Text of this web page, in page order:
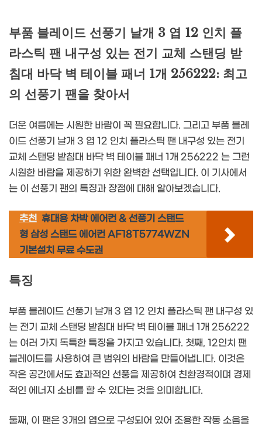
부품 블레이드 선풍기 날개 3 엽 12 인치 플
라스틱 팬 내구성 있는 전기 교체 스탠딩 받
침대 바닥 벽 테이블 패너 1개 256222: 최고
의 선풍기 팬을 찾아서
더운 여름에는 시원한 바람이 꼭 필요합니다. 그리고 부품 블레
이드 선풍기 날개 3 엽 12 인치 플라스틱 팬 내구성 있는 전기
교체 스탠딩 받침대 바닥 벽 테이블 패너 1개 256222 는 그런
시원한 바람을 제공하기 위한 완벽한 선택입니다. 이 기사에서
는 이 선풍기 팬의 특징과 장점에 대해 알아보겠습니다.
추천 휴대용 차박 에어컨 & 선풍기 스탠드
형 삼성 스탠드 에어컨 AF18T5774WZN
기본설치 무료 수도권
특징
부품 블레이드 선풍기 날개 3 엽 12 인치 플라스틱 팬 내구성 있
는 전기 교체 스탠딩 받침대 바닥 벽 테이블 패너 1개 256222
는 여러 가지 독특한 특징을 가지고 있습니다. 첫째, 12인치 팬
블레이드를 사용하여 큰 범위의 바람을 만들어냅니다. 이것은
작은 공간에서도 효과적인 선풍을 제공하여 친환경적이며 경제
적인 에너지 소비를 할 수 있다는 것을 의미합니다.
둘째, 이 팬은 3개의 엽으로 구성되어 있어 조용한 작동 소음을